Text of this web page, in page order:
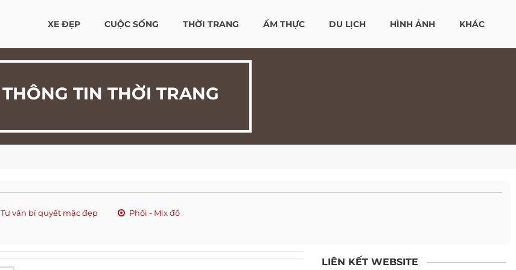
XE ĐẸP CUỘC SỐNG THỜI TRANG ẨM THỰC DU LỊCH HÌNH ẢNH KHÁC
THÔNG TIN THỜI TRANG
Tư vấn bí quyết mặc đẹp Phối - Mix đồ
LIÊN KẾT WEBSITE